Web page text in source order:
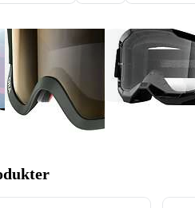
Cykelglasögon